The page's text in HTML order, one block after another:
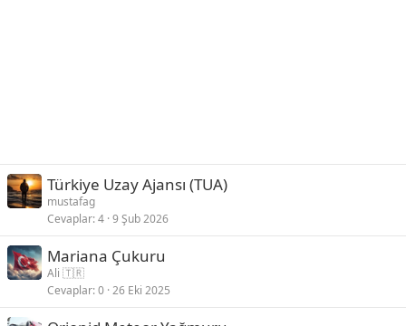
Türkiye Uzay Ajansı (TUA)
mustafag
Cevaplar 4 9 Şub 2026
Mariana Çukuru
Ali 🇹🇷
Cevaplar 0 26 Eki 2025